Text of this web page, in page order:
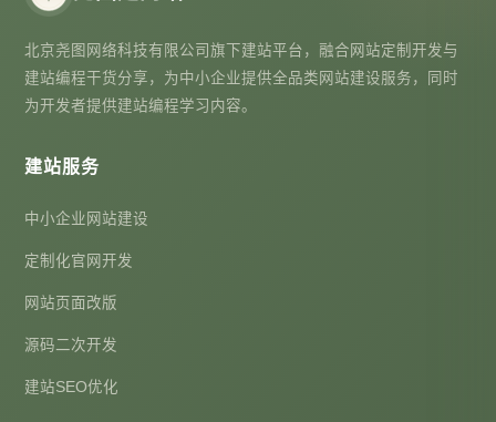
北京尧图网络科技有限公司旗下建站平台，融合网站定制开发与
建站编程干货分享，为中小企业提供全品类网站建设服务，同时
为开发者提供建站编程学习内容。
建站服务
中小企业网站建设
定制化官网开发
网站页面改版
源码二次开发
建站SEO优化